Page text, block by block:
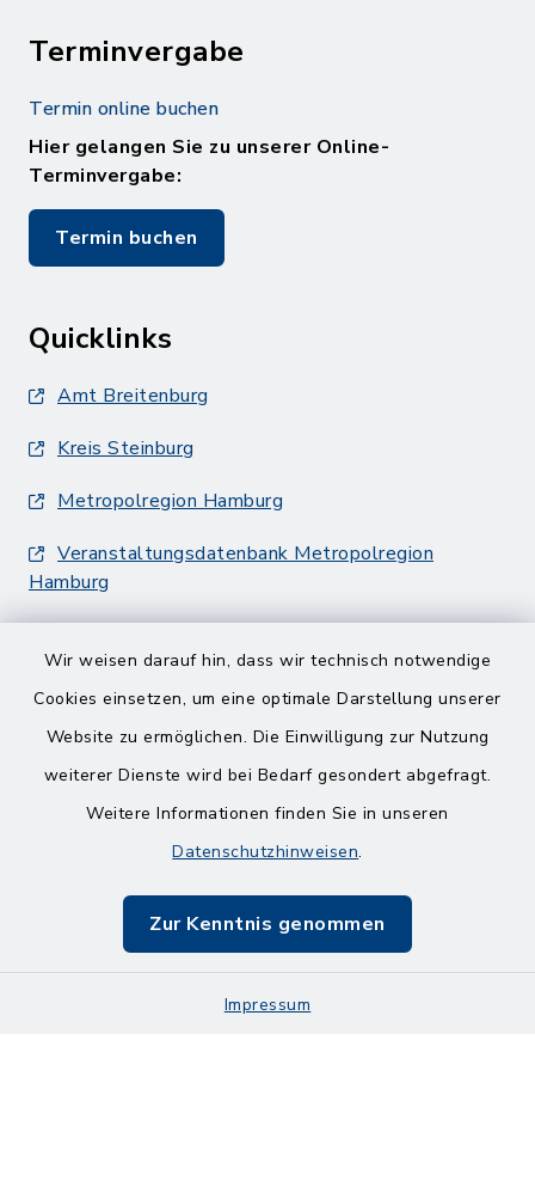
Wir weisen darauf hin, dass wir technisch notwendige
Cookies einsetzen, um eine optimale Darstellung unserer
Website zu ermöglichen. Die Einwilligung zur Nutzung
weiterer Dienste wird bei Bedarf gesondert abgefragt.
Weitere Informationen finden Sie in unseren
Datenschutzhinweisen.
Zur Kenntnis genommen
Impressum
Terminvergabe
Termin online buchen
Hier gelangen Sie zu unserer Online-
Terminvergabe:
Termin buchen
Quicklinks
Amt Breitenburg
Kreis Steinburg
Metropolregion Hamburg
Veranstaltungsdatenbank Metropolregion
Hamburg
Barrierefreiheit
Impressum
Sitemap